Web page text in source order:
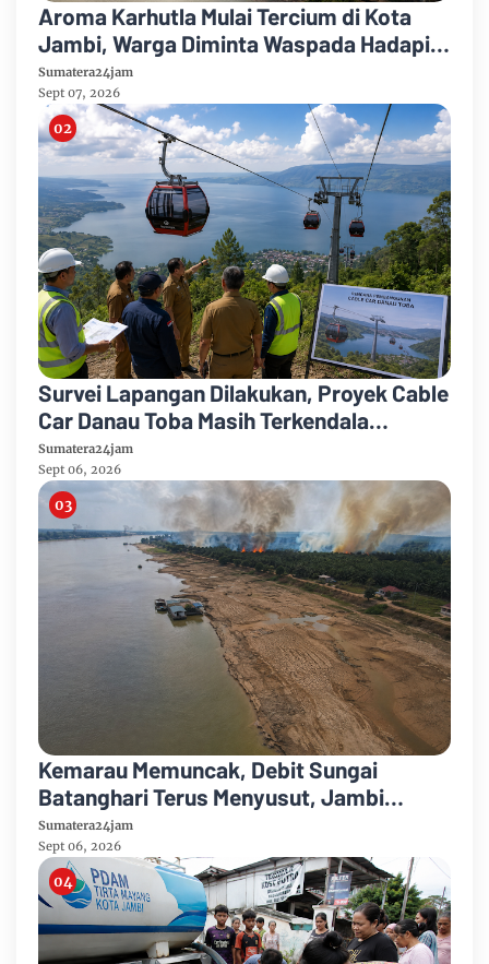
Aroma Karhutla Mulai Tercium di Kota
Jambi, Warga Diminta Waspada Hadapi
Puncak Kemarau
Sumatera24jam
Sept 07, 2026
Survei Lapangan Dilakukan, Proyek Cable
Car Danau Toba Masih Terkendala
Pembebasan BPHTB di Sebagian Lahan
Sumatera24jam
Sept 06, 2026
Kemarau Memuncak, Debit Sungai
Batanghari Terus Menyusut, Jambi
Hadapi Ancaman Krisis Air Bersih dan
Karhutla
Sumatera24jam
Sept 06, 2026